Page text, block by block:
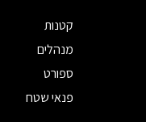
קטנות
מנהלים
ספורט
פנאי שטח